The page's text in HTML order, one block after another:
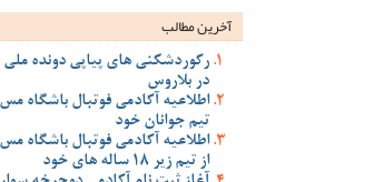
آخرین مطالب
رکوردشکنی های پیاپی دونده
در بلاروس
اطلاعیه آکادمی فوتبال باشگاه
تیم جوانان خود
اطلاعیه آکادمی فوتبال باشگاه
از تیم زیر 18 ساله های خود